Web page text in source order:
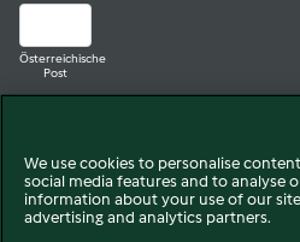
Österreichische
Post
We use cookies to personalise
social media features and to analyse
information about your use of our
advertising and analytics partners.